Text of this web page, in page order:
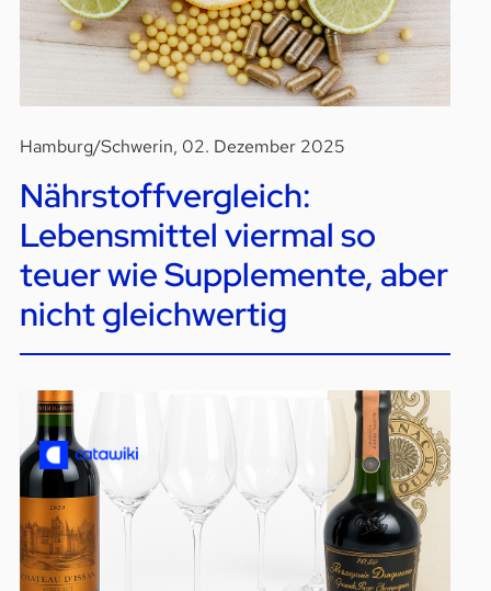
Hamburg/Schwerin, 02. Dezember 2025
Nährstoffvergleich:
Lebensmittel viermal so
teuer wie Supplemente, aber
nicht gleichwertig